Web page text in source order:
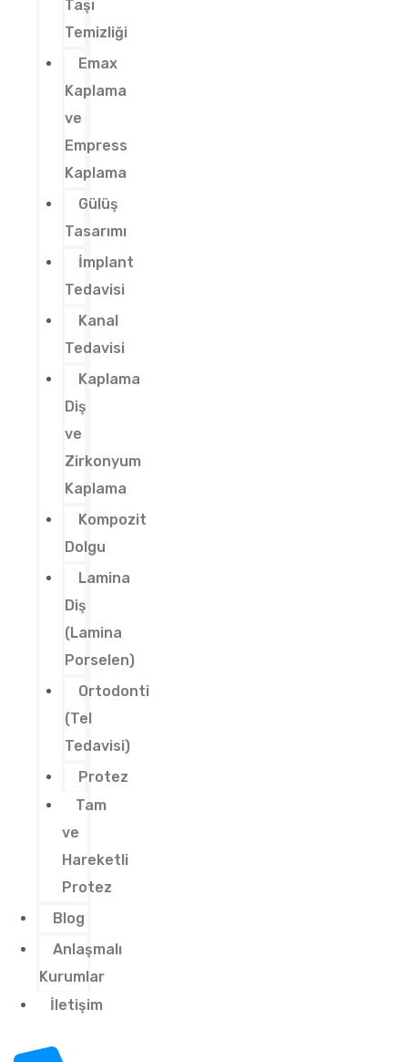
Taşı
Temizliği
Emax
Kaplama
ve
Empress
Kaplama
Gülüş
Tasarımı
İmplant
Tedavisi
Kanal
Tedavisi
Kaplama
Diş
ve
Zirkonyum
Kaplama
Kompozit
Dolgu
Lamina
Diş
(Lamina
Porselen)
Ortodonti
(Tel
Tedavisi)
Protez
Tam
ve
Hareketli
Protez
Blog
Anlaşmalı
Kurumlar
İletişim